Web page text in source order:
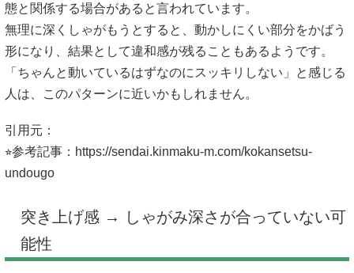
態と関係する場合があると言われています。
無理に深くしゃがもうとすると、動かしにくい部分をかばう
形になり、結果として違和感が残ることもあるようです。
「ちゃんと動いているはずなのにスッキリしない」と感じる
人は、このパターンに近いかもしれません。
引用元：
⭐︎参考記事： https://sendai.kinmaku-m.com/kokansetsu-
undougo
突き上げ感 → しゃがみ深さが合っていない可
能性